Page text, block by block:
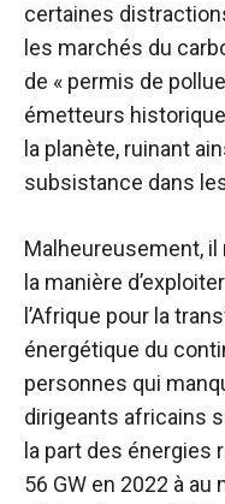
certaines
les marchés du
de « permis de
émetteurs
la planète, ruinant
subsistance dans
Malheureusement, il
la manière
l’Afrique pour la
énergétique du
personnes qui
dirigeants africains
la part des énergies
56 GW en 2022 à au